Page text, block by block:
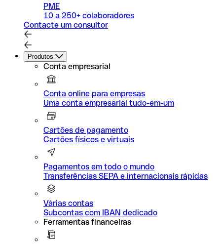
PME
10 a 250+ colaboradores
Contacte um consultor
Produtos
Conta empresarial
Conta online para empresas
Uma conta empresarial tudo-em-um
Cartões de pagamento
Cartões físicos e virtuais
Pagamentos em todo o mundo
Transferências SEPA e internacionais rápidas
Várias contas
Subcontas com IBAN dedicado
Ferramentas financeiras